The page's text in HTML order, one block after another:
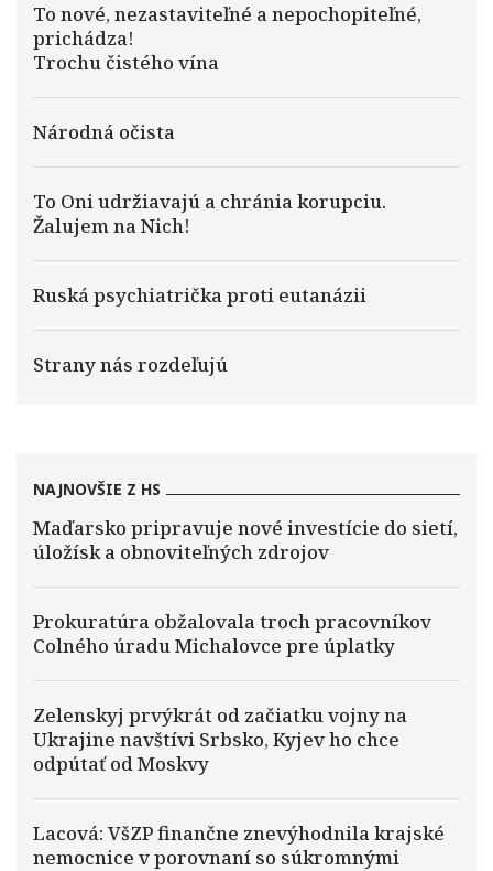
To nové, nezastaviteľné a nepochopiteľné,
prichádza!
Trochu čistého vína
Národná očista
To Oni udržiavajú a chránia korupciu.
Žalujem na Nich!
Ruská psychiatrička proti eutanázii
Strany nás rozdeľujú
NAJNOVŠIE Z HS
Maďarsko pripravuje nové investície do sietí,
úložísk a obnoviteľných zdrojov
Prokuratúra obžalovala troch pracovníkov
Colného úradu Michalovce pre úplatky
Zelenskyj prvýkrát od začiatku vojny na
Ukrajine navštívi Srbsko, Kyjev ho chce
odpútať od Moskvy
Lacová: VšZP finančne znevýhodnila krajské
nemocnice v porovnaní so súkromnými